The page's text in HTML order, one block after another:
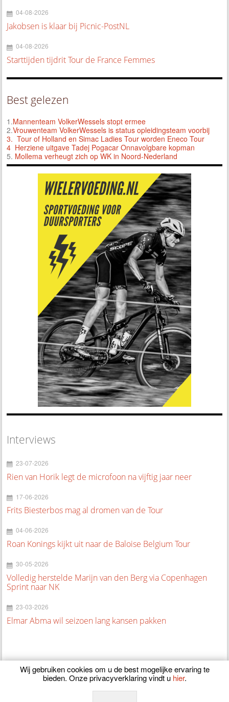
04-08-2026
Jakobsen is klaar bij Picnic-PostNL
04-08-2026
Starttijden tijdrit Tour de France Femmes
Best gelezen
1.Mannenteam VolkerWessels stopt ermee
2.Vrouwenteam VolkerWessels is status opleidingsteam voorbij
3. Tour of Holland en Simac Ladies Tour worden Eneco Tour
4 Herziene uitgave Tadej Pogacar Onnavolgbare kopman
5. Mollema verheugt zich op WK in Noord-Nederland
Interviews
23-07-2026
Rien van Horik legt de microfoon na vijftig jaar neer
17-06-2026
Frits Biesterbos mag al dromen van de Tour
04-06-2026
Roan Konings kijkt uit naar de Baloise Belgium Tour
30-05-2026
Volledig herstelde Marijn van den Berg via Copenhagen
Sprint naar NK
23-03-2026
Elmar Abma wil seizoen lang kansen pakken
Wij gebruiken cookies om u de best mogelijke ervaring te
bieden. Onze privacyverklaring vindt u hier.